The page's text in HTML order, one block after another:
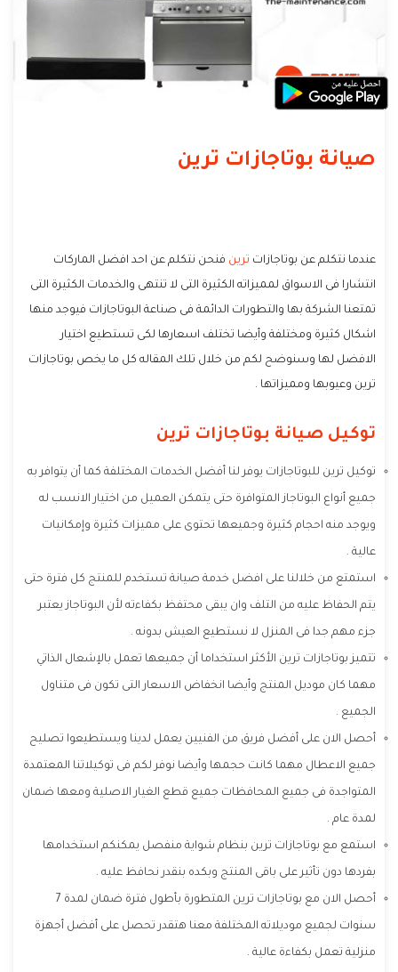
صيانة بوتاجازات ترين
عندما نتكلم عن بوتاجازات ترين فنحن نتكلم عن احد افضل الماركات
انتشارا فى الاسواق لمميزاته الكثيرة التى لا تنتهى والخدمات الكثيرة التى
تمتعنا الشركة بها والتطورات الدائمة فى صناعة البوتاجازات فيوجد منها
اشكال كثيرة ومختلفة وأيضا تختلف اسعارها لكى تستطيع اختيار
الافضل لها وسنوضح لكم من خلال تلك المقاله كل ما يخص بوتاجازات
ترين وعيوبها ومميزاتها .
توكيل صيانة بوتاجازات ترين
توكيل ترين للبوتاجازات يوفر لنا أفضل الخدمات المختلفة كما أن يتوافر به
جميع أنواع البوتاجاز المتوافرة حتى يتمكن العميل من اختيار الانسب له
ويوجد منه احجام كثيرة وجميعها تحتوى على مميزات كثيرة وإمكانيات
عالية .
استمتع من خلالنا على افضل خدمة صيانة تستخدم للمنتج كل فترة حتى
يتم الحفاظ عليه من التلف وان يبقى محتفظ بكفاءته لأن البوتاجاز يعتبر
جزء مهم جدا فى المنزل لا نستطيع العيش بدونه .
تتميز بوتاجازات ترين الأكثر استخداما أن جميعها تعمل بالإشعال الذاتي
مهما كان موديل المنتج وأيضا انخفاض الاسعار التى تكون فى متناول
الجميع .
أحصل الان على أفضل فريق من الفنيين يعمل لدينا ويستطيعوا تصليح
جميع الاعطال مهما كانت حجمها وأيضا نوفر لكم فى توكيلاتنا المعتمدة
المتواجدة فى جميع المحافظات جميع قطع الغيار الاصلية ومعها ضمان
لمدة عام .
استمع مع بوتاجازات ترين بنظام شواية منفصل يمكنكم استخدامها
بفردها دون تأثير على باقى المنتج وبكده بنقدر نحافظ عليه .
أحصل الان مع بوتاجازات ترين المتطورة بأطول فترة ضمان لمدة 7
سنوات لجميع موديلاته المختلفة معنا هتقدر تحصل على أفضل أجهزة
منزلية تعمل بكفاءة عالية .